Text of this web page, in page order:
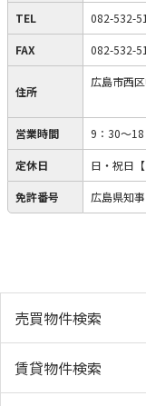
TEL 082-532-
FAX 082-532-
住所
広島市西
営業時間 9：30～
定休日 日・祝日
免許番号 広島県知
売買物件検索
賃貸物件検索